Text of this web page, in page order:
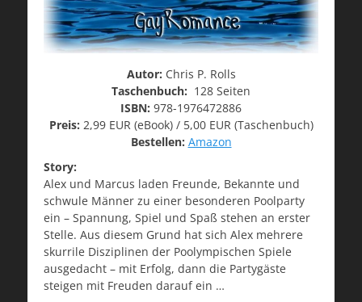
Autor: Chris P. Rolls
Taschenbuch: 128 Seiten
ISBN: 978-1976472886
Preis: 2,99 EUR (eBook) / 5,00 EUR (Taschenbuch)
Bestellen: Amazon
Story:
Alex und Marcus laden Freunde, Bekannte und
schwule Männer zu einer besonderen Poolparty
ein – Spannung, Spiel und Spaß stehen an erster
Stelle. Aus diesem Grund hat sich Alex mehrere
skurrile Disziplinen der Poolympischen Spiele
ausgedacht – mit Erfolg, dann die Partygäste
steigen mit Freuden darauf ein …